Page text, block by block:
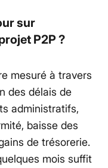
sur
P2P ?
mesuré à travers
des délais de
administratifs,
baisse des
de trésorerie.
mois suffit